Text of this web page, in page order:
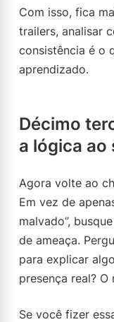
Com isso, fica
trailers, analisar
consistência é o
aprendizado.
Décimo
a lógica ao
Agora volte ao
Em vez de
malvado”,
de ameaça.
para explicar
presença real?
Se você fizer